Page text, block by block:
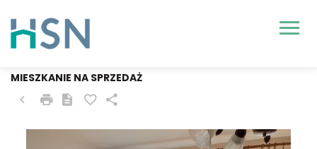
CHOSZCZNO
MIESZKANIE NA SPRZEDAŻ